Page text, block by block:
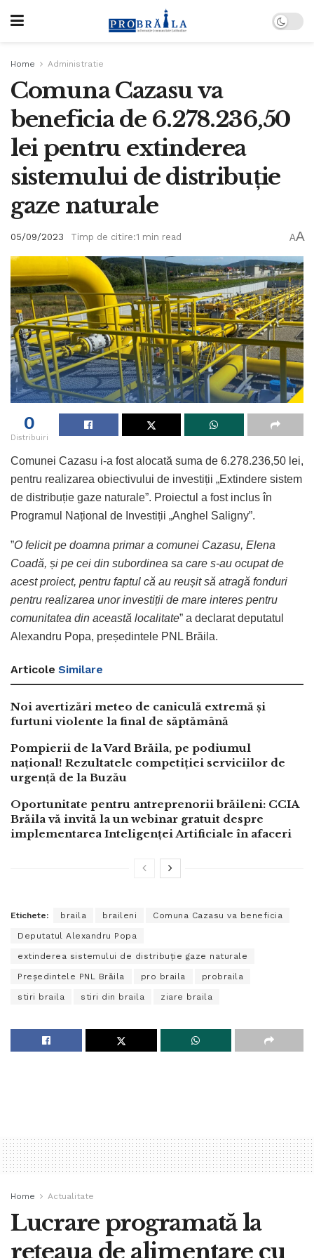
Home Administratie
Comuna Cazasu va
beneficia de 6.278.236,50
lei pentru extinderea
sistemului de distribuție
gaze naturale
05/09/2023 Timp de citire:1 min read AA
0
Distribuiri
Comunei Cazasu i-a fost alocată suma de 6.278.236,50 lei,
pentru realizarea obiectivului de investiții „Extindere sistem
de distribuție gaze naturale”. Proiectul a fost inclus în
Programul Național de Investiții „Anghel Saligny”.
”O felicit pe doamna primar a comunei Cazasu, Elena
Coadă, și pe cei din subordinea sa care s-au ocupat de
acest proiect, pentru faptul că au reușit să atragă fonduri
pentru realizarea unor investiții de mare interes pentru
comunitatea din această localitate” a declarat deputatul
Alexandru Popa, președintele PNL Brăila.
Articole Similare
Noi avertizări meteo de caniculă extremă și
furtuni violente la final de săptămână
Pompierii de la Vard Brăila, pe podiumul
național! Rezultatele competiției serviciilor de
urgență de la Buzău
Oportunitate pentru antreprenorii brăileni: CCIA
Brăila vă invită la un webinar gratuit despre
implementarea Inteligenței Artificiale în afaceri
Etichete: braila braileni Comuna Cazasu va beneficia
Deputatul Alexandru Popa
extinderea sistemului de distribuție gaze naturale
Președintele PNL Brăila pro braila probraila
stiri braila stiri din braila ziare braila
Home Actualitate
Lucrare programată la
rețeaua de alimentare cu